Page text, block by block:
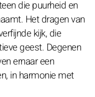
die puurheid en
Het dragen van
kijk, die
geest. Degenen
ernaar een
in harmonie met